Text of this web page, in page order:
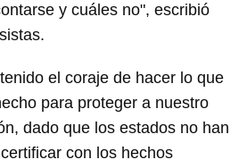
y cuáles no", escribió
el coraje de hacer lo que
para proteger a nuestro
dado que los estados no han
con los hechos